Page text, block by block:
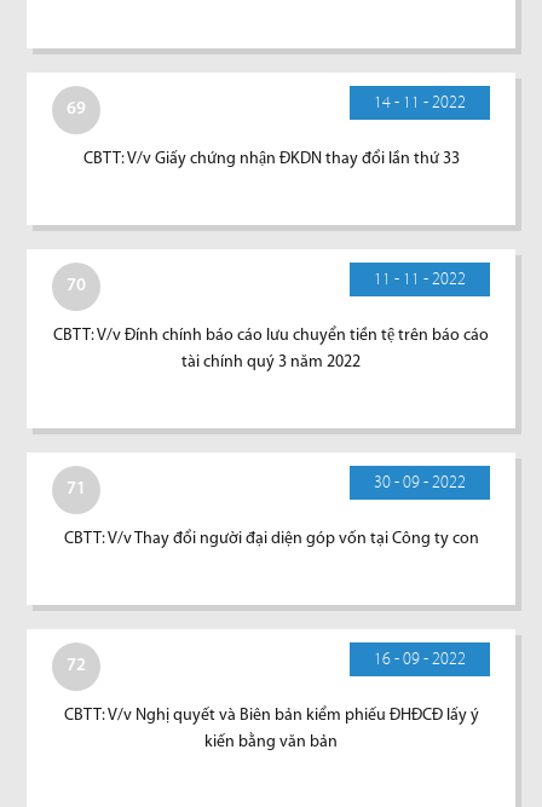
69 14 - 11 - 2022
CBTT: V/v Giấy chứng nhận ĐKDN thay đổi lần thứ 33
70 11 - 11 - 2022
CBTT: V/v Đính chính báo cáo lưu chuyển tiền tệ trên báo cáo
tài chính quý 3 năm 2022
71 30 - 09 - 2022
CBTT: V/v Thay đổi người đại diện góp vốn tại Công ty con
72 16 - 09 - 2022
CBTT: V/v Nghị quyết và Biên bản kiểm phiếu ĐHĐCĐ lấy ý
kiến bằng văn bản